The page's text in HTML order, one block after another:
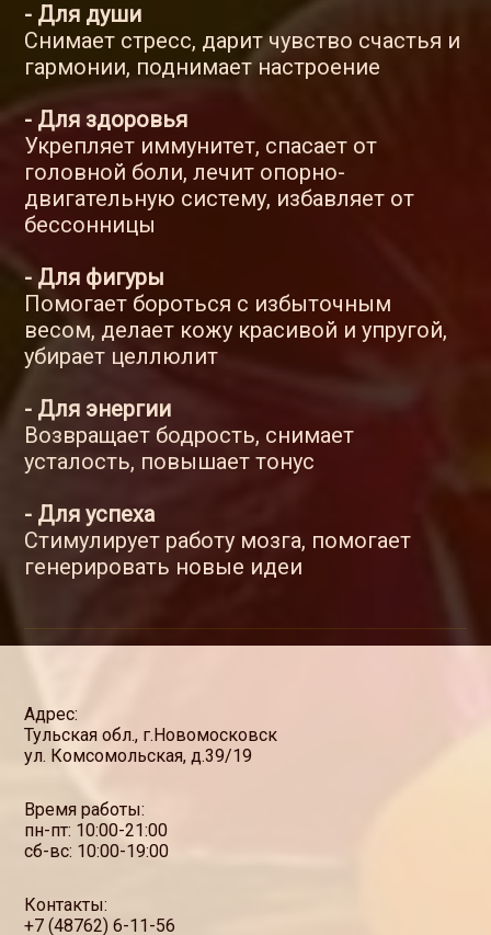
- Для души
Снимает стресс, дарит чувство счастья и
гармонии, поднимает настроение
- Для здоровья
Укрепляет иммунитет, спасает от
головной боли, лечит опорно-
двигательную систему, избавляет от
бессонницы
- Для фигуры
Помогает бороться с избыточным
весом, делает кожу красивой и упругой,
убирает целлюлит
- Для энергии
Возвращает бодрость, снимает
усталость, повышает тонус
- Для успеха
Стимулирует работу мозга, помогает
генерировать новые идеи
Адрес:
Тульская обл., г.Новомосковск
ул. Комсомольская, д.39/19
Время работы:
пн-пт: 10:00-21:00
сб-вс: 10:00-19:00
Контакты:
+7 (48762) 6-11-56